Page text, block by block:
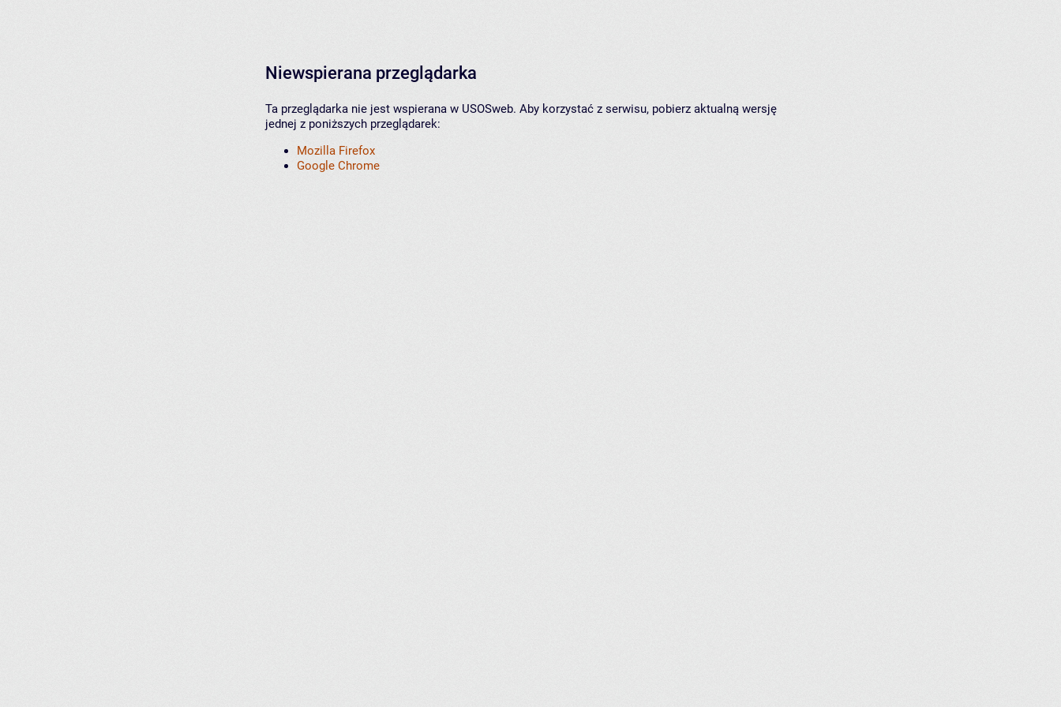
Niewspierana przeglądarka
Ta przeglądarka nie jest wspierana w USOSweb. Aby korzystać z serwisu, pobierz aktualną wersję
jednej z poniższych przeglądarek:
Mozilla Firefox
Google Chrome